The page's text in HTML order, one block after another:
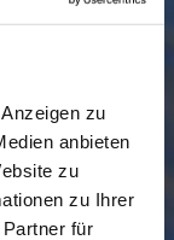
zu
anbieten
zu
zu Ihrer
für